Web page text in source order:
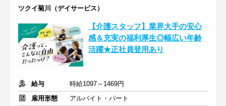
ツクイ菊川（デイサービス）
【介護スタッフ】業界大手の安心
感＆充実の福利厚生◎幅広い年齢
活躍★正社員登用あり
給与
時給1097～1469円
雇用形態
アルバイト・パート